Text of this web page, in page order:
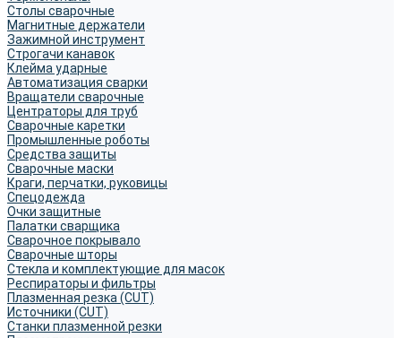
Столы сварочные
Магнитные держатели
Зажимной инструмент
Строгачи канавок
Клейма ударные
Автоматизация сварки
Вращатели сварочные
Центраторы для труб
Сварочные каретки
Промышленные роботы
Средства защиты
Сварочные маски
Краги, перчатки, руковицы
Спецодежда
Очки защитные
Палатки сварщика
Сварочное покрывало
Сварочные шторы
Стекла и комплектующие для масок
Респираторы и фильтры
Плазменная резка (CUT)
Источники (CUT)
Станки плазменной резки